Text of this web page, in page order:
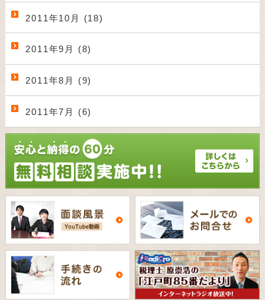
2011年10月 (18)
2011年9月 (8)
2011年8月 (9)
2011年7月 (6)